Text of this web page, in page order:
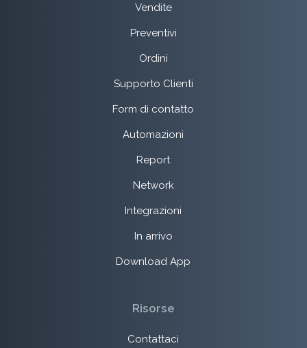
Vendite
Preventivi
Ordini
Supporto Clienti
Form di contatto
Automazioni
Report
Network
Integrazioni
In arrivo
Download App
Risorse
Contattaci